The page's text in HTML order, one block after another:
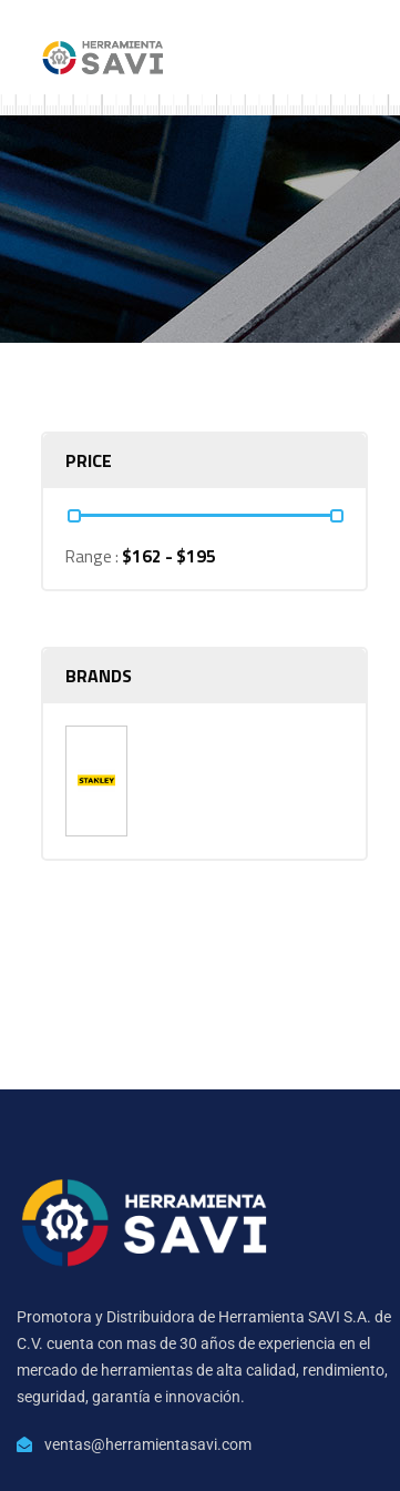
PRICE
Range : $162 - $195
BRANDS
Promotora y Distribuidora de Herramienta SAVI S.A. de
C.V. cuenta con mas de 30 años de experiencia en el
mercado de herramientas de alta calidad, rendimiento,
seguridad, garantía e innovación.
ventas@herramientasavi.com